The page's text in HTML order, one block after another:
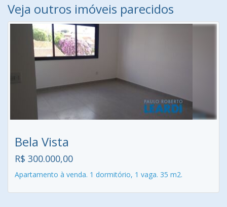
Veja outros imóveis parecidos
Bela Vista
R$ 300.000,00
Apartamento à venda. 1 dormitório, 1 vaga. 35 m2.